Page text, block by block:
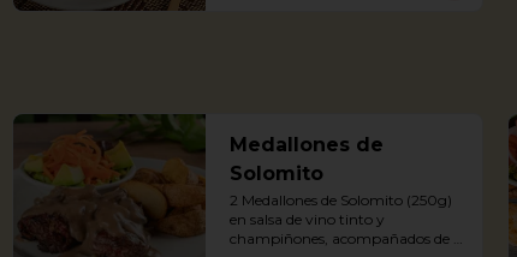
Medallones de
Solomito
2 Medallones de Solomito (250g)
en salsa de vino tinto y
champiñones, acompañados de